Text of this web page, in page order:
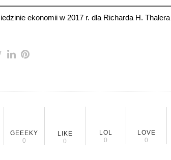
ekonomii w 2017 r. dla Richarda H.
GEEEKY
0
LIKE
0
LOL
0
LOVE
0